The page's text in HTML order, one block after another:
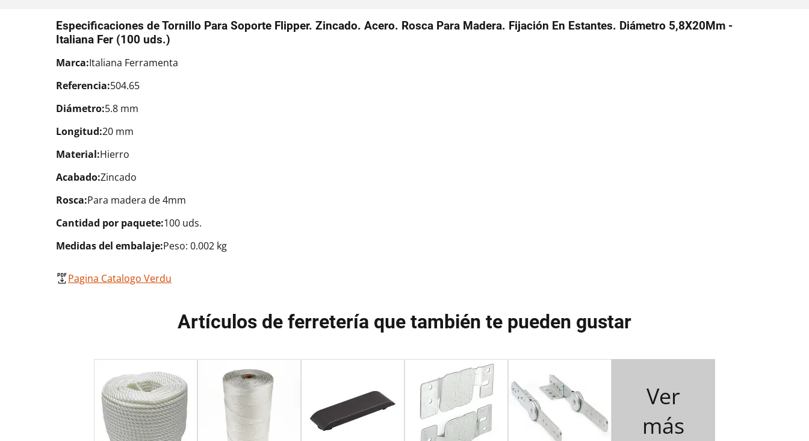
Especificaciones de Tornillo Para Soporte Flipper. Zincado. Acero. Rosca Para Madera. Fijación En Estantes. Diámetro 5,8X20Mm -
Italiana Fer (100 uds.)
Marca:Italiana Ferramenta
Referencia:504.65
Diámetro:5.8 mm
Longitud:20 mm
Material:Hierro
Acabado:Zincado
Rosca:Para madera de 4mm
Cantidad por paquete:100 uds.
Medidas del embalaje:Peso: 0.002 kg
Pagina Catalogo Verdu
Artículos de ferretería que también te pueden gustar
Ver
más